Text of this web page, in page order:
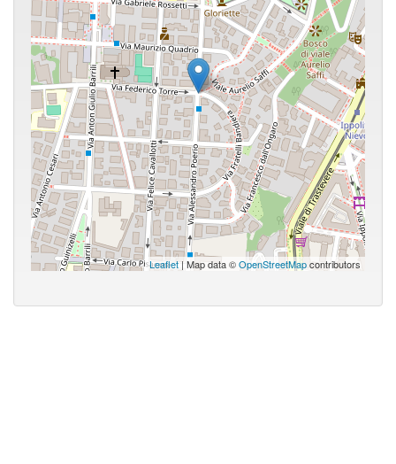
Leaflet| Map data ©OpenStreetMapcontributors